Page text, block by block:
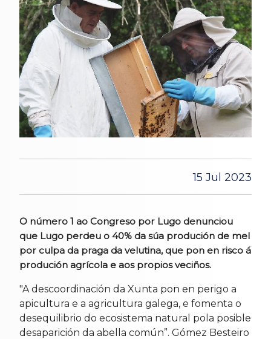
15 Jul 2023
O número 1 ao Congreso por Lugo denunciou
que Lugo perdeu o 40% da súa produción de mel
por culpa da praga da velutina, que pon en risco á
produción agrícola e aos propios veciños.
"A descoordinación da Xunta pon en perigo a
apicultura e a agricultura galega, e fomenta o
desequilibrio do ecosistema natural pola posible
desaparición da abella común”. Gómez Besteiro